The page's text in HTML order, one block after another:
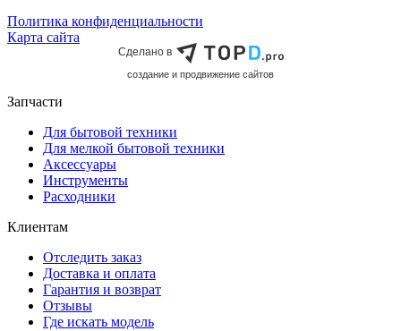
Политика конфиденциальности
Карта сайта
Сделано в
cоздание и продвижение сайтов
Запчасти
Для бытовой техники
Для мелкой бытовой техники
Аксессуары
Инструменты
Расходники
Клиентам
Отследить заказ
Доставка и оплата
Гарантия и возврат
Отзывы
Где искать модель